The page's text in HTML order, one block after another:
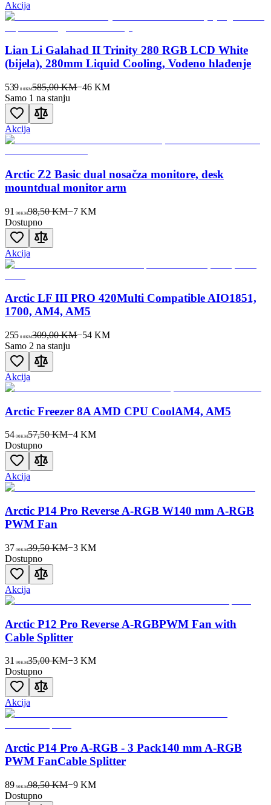
Akcija
Lian Li Galahad II Trinity 280 RGB LCD White
(bijela), 280mm Liquid Cooling, Vodeno hlađenje
539 00KM585,00 KM−46 KM
Samo 1 na stanju
Akcija
Arctic Z2 Basic dual nosačza monitore, desk
mountdual monitor arm
91 90KM98,50 KM−7KM
Dostupno
Akcija
Arctic LF III PRO 420Multi Compatible AIO1851,
1700, AM4, AM5
255 00KM309,00 KM−54 KM
Samo 2 na stanju
Akcija
Arctic Freezer 8A AMD CPU CoolAM4, AM5
54 00KM57,50 KM−4KM
Dostupno
Akcija
Arctic P14 Pro Reverse A-RGB W140 mm A-RGB
PWM Fan
37 00KM39,50 KM−3KM
Dostupno
Akcija
Arctic P12 Pro Reverse A-RGBPWM Fan with
Cable Splitter
31 90KM35,00 KM−3KM
Dostupno
Akcija
Arctic P14 Pro A-RGB - 3 Pack140 mm A-RGB
PWM FanCable Splitter
89 50KM98,50 KM−9KM
Dostupno